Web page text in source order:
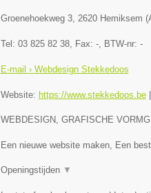
Groenehoekweg 3, 2620 Hemiksem (
Tel: 03 825 82 38, Fax: -, BTW-nr: -
E-mail › Webdesign Stekkedoos
Website: https://www.stekkedoos.be|
WEBDESIGN, GRAFISCHE
Een nieuwe website maken, Een
Openingstijden ▼